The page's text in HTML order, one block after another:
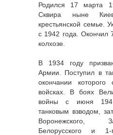
Родился 17 марта
Сквира ныне
крестьянской семье.
с 1942 года. Окончил
колхозе.
В 1934 году
Армии. Поступил в
окончании
войсках. В боях
войны с июня
танковым взводом,
Воронежского,
Белорусского и 1-